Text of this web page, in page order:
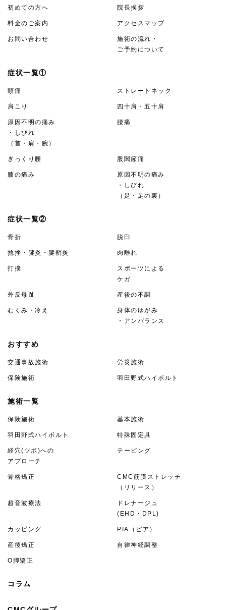
初めての方へ 院長挨拶
料金のご案内 アクセスマップ
お問い合わせ
施術の流れ・
ご予約について
症状一覧①
頭痛 ストレートネック
肩こり 四十肩・五十肩
原因不明の痛み
・しびれ
（首・肩・腕）
腰痛
ぎっくり腰 股関節痛
膝の痛み
原因不明の痛み
・しびれ
（足・足の裏）
症状一覧②
骨折 脱臼
捻挫・腱炎・腱鞘炎 肉離れ
打撲
スポーツによる
ケガ
外反母趾 産後の不調
むくみ・冷え
身体のゆがみ
・アンバランス
おすすめ
交通事故施術 労災施術
保険施術 羽田野式ハイボルト
施術一覧
保険施術 基本施術
羽田野式ハイボルト 特殊固定具
経穴(ツボ)への
アプローチ
テーピング
骨格矯正
CMC筋膜ストレッチ
（リリース）
超音波療法
ドレナージュ
(EHD・DPL)
カッピング PIA（ピア）
産後矯正 自律神経調整
O脚矯正
コラム